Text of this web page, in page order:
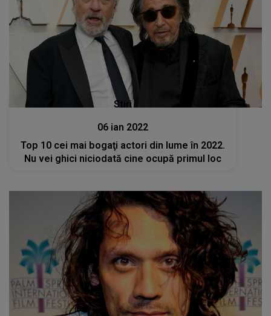
Stiri
06 ian 2022
Top 10 cei mai bogaţi actori din lume în 2022.
Nu vei ghici niciodată cine ocupă primul loc